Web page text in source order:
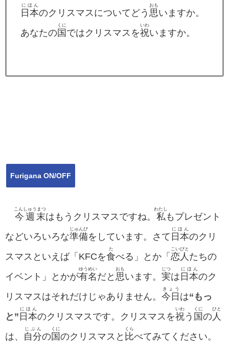
日本
にほん
のクリスマスについてどう 思
おも
いますか。
あなたの国
くに
ではクリスマスを祝
いわ
いますか。
Furigana ON/OFF
今週末
こんしゅうまつ
はもうクリスマスですね。 私
わたし
もプレゼント
などいろいろな準備
じゅんび
をしています。さて 日本
にほん
のクリ
スマスといえば「KFCを食
た
べる」とか「 恋人
こいびと
たちの
イベント」とかが有名
ゆうめい
だと 思
おも
います。 実
じつ
は 日本
にほん
のク
リスマスはそれだけじゃありません。 今日
きょう
は“もっ
と” 日本
にほん
のクリスマスです。クリスマスを祝
いわ
う 国
くに
の 人
ひと
は、 自分
じぶん
の国
くに
のクリスマスと 比
くら
べてみてください。